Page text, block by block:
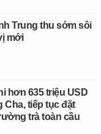
Trung thu sớm sôi
mới
hơn 635 triệu USD
Cha, tiếp tục đặt
trà toàn cầu